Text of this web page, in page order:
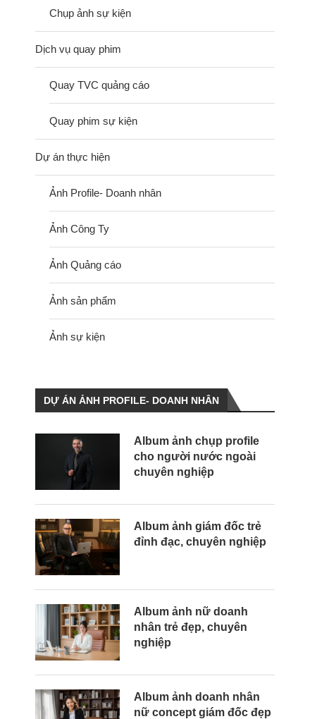
Chụp ảnh sự kiện
Dịch vụ quay phim
Quay TVC quảng cáo
Quay phim sự kiện
Dự án thực hiện
Ảnh Profile- Doanh nhân
Ảnh Công Ty
Ảnh Quảng cáo
Ảnh sản phẩm
Ảnh sự kiện
DỰ ÁN ẢNH PROFILE- DOANH NHÂN
Album ảnh chụp profile
cho người nước ngoài
chuyên nghiệp
Album ảnh giám đốc trẻ
đỉnh đạc, chuyên nghiệp
Album ảnh nữ doanh
nhân trẻ đẹp, chuyên
nghiệp
Album ảnh doanh nhân
nữ concept giám đốc đẹp